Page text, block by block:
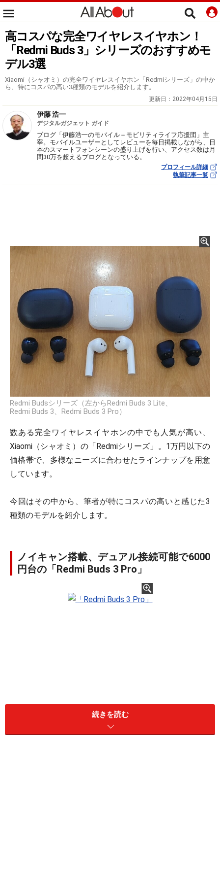
高コスパな完全ワイヤレスイヤホン！
「Redmi Buds 3」シリーズのおすすめモ
デル3選
Xiaomi（シャオミ）の完全ワイヤレスイヤホン「Redmiシリーズ」の中か
ら、特にコスパの高い3種類のモデルを紹介します。
更新日： 2022年04月15日
伊藤 浩一
デジタルガジェット ガイド
ブログ「伊藤浩一のモバイル＋モビリティライフ応援団」主
宰。モバイルユーザーとしてレビューを毎日掲載しながら、日
本のスマートフォンシーンの盛り上げを行い、アクセス数は月
間30万を超えるブログとなっている。
プロフィール詳細
執筆記事一覧
Redmi Budsシリーズ（左からRedmi Buds 3 Lite、
Redmi Buds 3、Redmi Buds 3 Pro）
数ある完全ワイヤレスイヤホンの中でも人気が高い、
Xiaomi（シャオミ）の「Redmiシリーズ」。1万円以下の
価格帯で、多様なニーズに合わせたラインナップを用意
しています。
今回はその中から、筆者が特にコスパの高いと感じた3
種類のモデルを紹介します。
ノイキャン搭載、デュアル接続可能で6000
円台の「Redmi Buds 3 Pro」
続きを読む